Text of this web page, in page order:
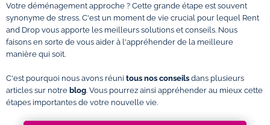
Votre déménagement approche ? Cette grande étape est souvent
synonyme de stress. C'est un moment de vie crucial pour lequel Rent
and Drop vous apporte les meilleurs solutions et conseils. Nous
faisons en sorte de vous aider à l'appréhender de la meilleure
manière qui soit.
C'est pourquoi nous avons réuni tous nos conseils dans plusieurs
articles sur notre blog. Vous pourrez ainsi appréhender au mieux cette
étapes importantes de votre nouvelle vie.